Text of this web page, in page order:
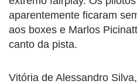
aparentemente ficaram
aos boxes e Marlos
canto da pista.
Vitória de Alessandro